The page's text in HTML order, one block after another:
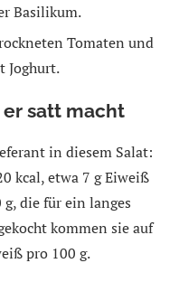
Basilikum.
Tomaten und
Joghurt.
satt macht
in diesem Salat:
kcal, etwa 7 g Eiweiß
die für ein langes
kommen sie auf
pro 100 g.